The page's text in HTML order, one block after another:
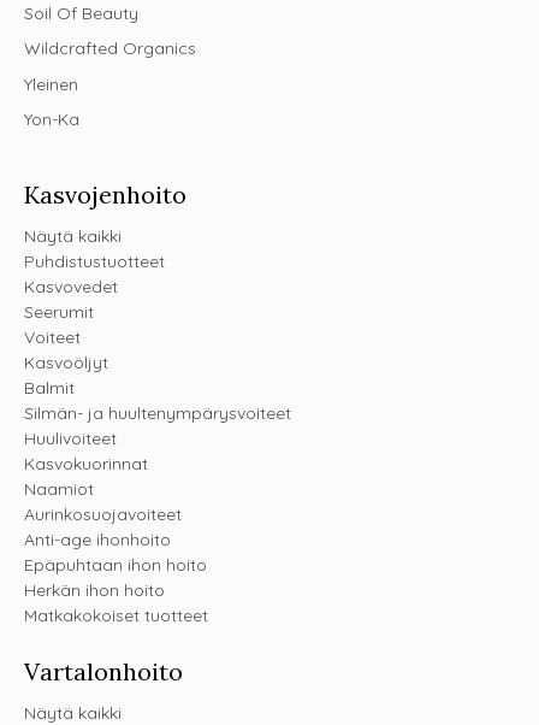
Soil Of Beauty
Wildcrafted Organics
Yleinen
Yon-Ka
Kasvojenhoito
Näytä kaikki
Puhdistustuotteet
Kasvovedet
Seerumit
Voiteet
Kasvoöljyt
Balmit
Silmän- ja huultenympärysvoiteet
Huulivoiteet
Kasvokuorinnat
Naamiot
Aurinkosuojavoiteet
Anti-age ihonhoito
Epäpuhtaan ihon hoito
Herkän ihon hoito
Matkakokoiset tuotteet
Vartalonhoito
Näytä kaikki